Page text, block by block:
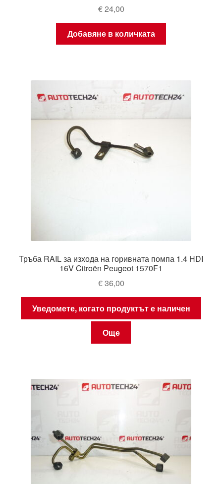
€24,00
Добавяне в количката
Тръба RAIL за изхода на горивната помпа 1.4 HDI
16V Citroën Peugeot 1570F1
€36,00
Уведомете, когато продуктът е наличен
Още